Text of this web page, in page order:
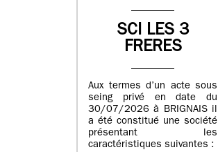
SCI LES 3
FRERES
Aux termes d’un acte sous
seing privé en date du
30/07/2026 à BRIGNAIS il
a été constitué une société
présentant les
caractéristiques suivantes :